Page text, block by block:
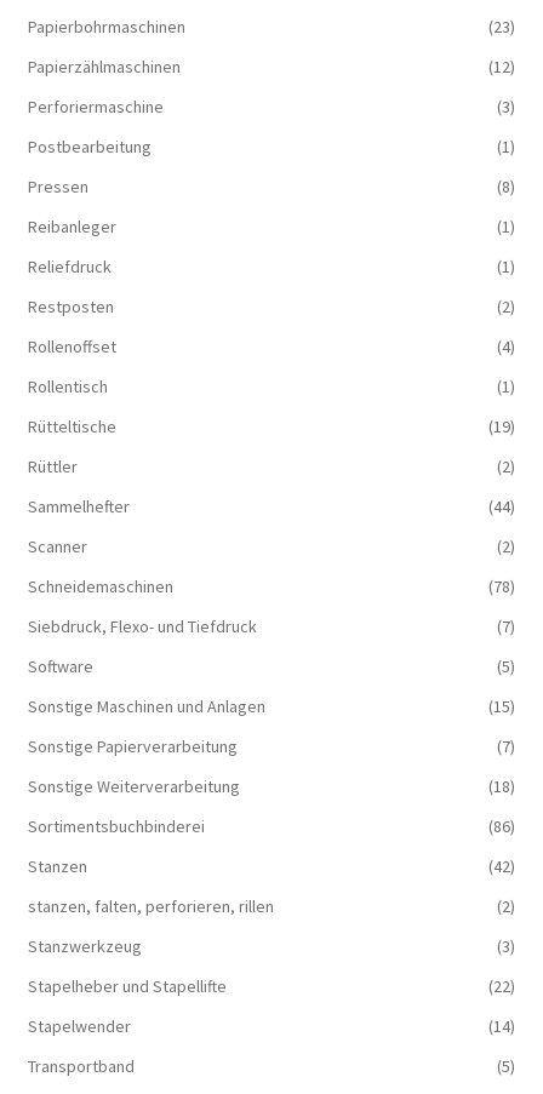
Papierbohrmaschinen
(23)
Papierzählmaschinen
(12)
Perforiermaschine
(3)
Postbearbeitung
(1)
Pressen
(8)
Reibanleger
(1)
Reliefdruck
(1)
Restposten
(2)
Rollenoffset
(4)
Rollentisch
(1)
Rütteltische
(19)
Rüttler
(2)
Sammelhefter
(44)
Scanner
(2)
Schneidemaschinen
(78)
Siebdruck, Flexo- und Tiefdruck
(7)
Software
(5)
Sonstige Maschinen und Anlagen
(15)
Sonstige Papierverarbeitung
(7)
Sonstige Weiterverarbeitung
(18)
Sortimentsbuchbinderei
(86)
Stanzen
(42)
stanzen, falten, perforieren, rillen
(2)
Stanzwerkzeug
(3)
Stapelheber und Stapellifte
(22)
Stapelwender
(14)
Transportband
(5)